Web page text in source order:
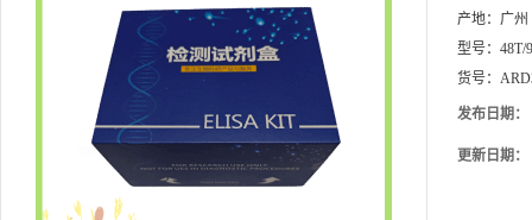
产地： 广州
型号： 48T/
货号：
发布日期：
更新日期：